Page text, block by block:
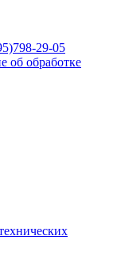
29-05
об обработке